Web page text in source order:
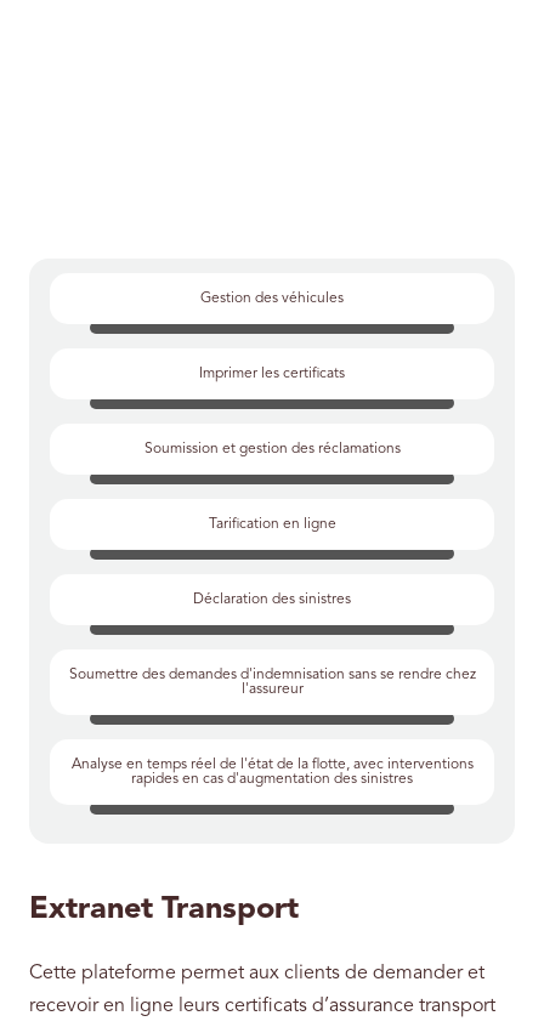
Gestion des véhicules
Imprimer les certificats
Soumission et gestion des réclamations
Tarification en ligne
Déclaration des sinistres
Soumettre des demandes d'indemnisation sans se rendre chez
l'assureur
Analyse en temps réel de l'état de la flotte, avec interventions
rapides en cas d'augmentation des sinistres
Extranet Transport
Cette plateforme permet aux clients de demander et
recevoir en ligne leurs certificats d’assurance transport